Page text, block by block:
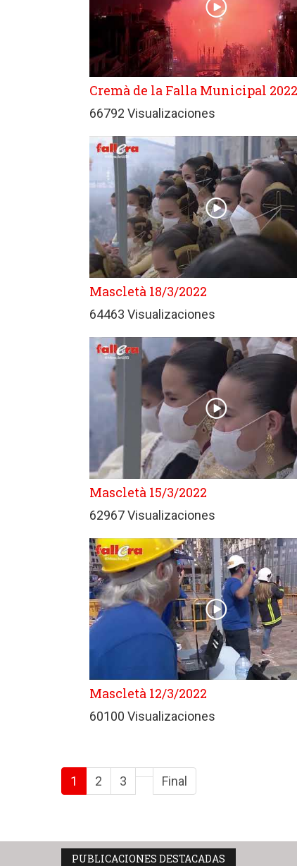
Cremà de la Falla Municipal 2022
66792 Visualizaciones
Mascletà 18/3/2022
64463 Visualizaciones
Mascletà 15/3/2022
62967 Visualizaciones
Mascletà 12/3/2022
60100 Visualizaciones
1 2 3 Final
PUBLICACIONES DESTACADAS